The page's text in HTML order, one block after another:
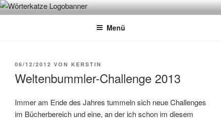
Zum
InhaltWÖRTERKATZE
Von Büchern erzählen
Menü
VERÖFFENTLICHT
06/12/2012 VON KERSTIN
Weltenbummler-Challenge 2013
Immer am Ende des Jahres tummeln sich neue Challenges
im Bücherbereich und eine, an der ich schon im diesem